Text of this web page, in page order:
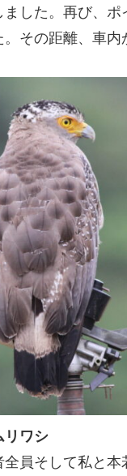
した。再び、
その距離、車
リワシ
員そして私と